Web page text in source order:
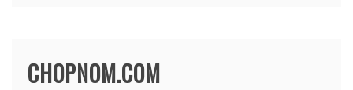
CHOPNOM.COM